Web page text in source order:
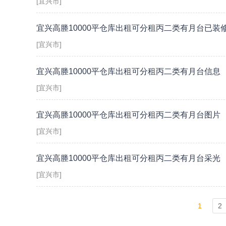
宜兴高塍10000平仓库出租可分租丙二类有月台已装
[宜兴市]
宜兴高塍10000平仓库出租可分租丙二类有月台信息
[宜兴市]
宜兴高塍10000平仓库出租可分租丙二类有月台图片
[宜兴市]
宜兴高塍10000平仓库出租可分租丙二类有月台采光
[宜兴市]
1 2